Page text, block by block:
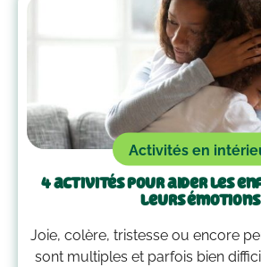
Activités en
4 activités pour aider les
leurs émotions
Joie, colère, tristesse ou encore
sont multiples et parfois bien